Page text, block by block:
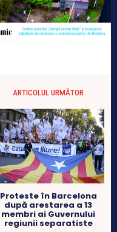
ARTICOLUL URMĂTOR
Proteste în Barcelona
după arestarea a 13
membri ai Guvernului
regiunii separatiste